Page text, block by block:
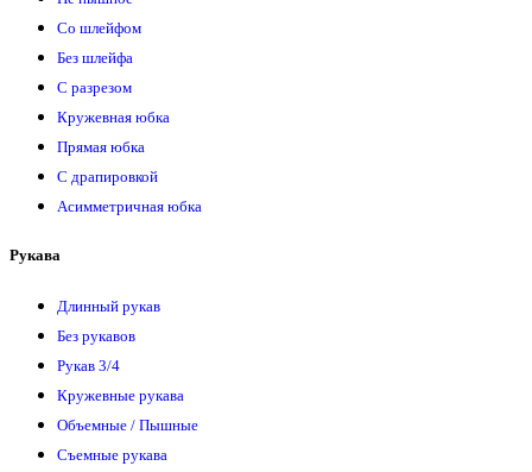
Со шлейфом
Без шлейфа
С разрезом
Кружевная юбка
Прямая юбка
С драпировкой
Асимметричная юбка
Рукава
Длинный рукав
Без рукавов
Рукав 3/4
Кружевные рукава
Объемные / Пышные
Съемные рукава